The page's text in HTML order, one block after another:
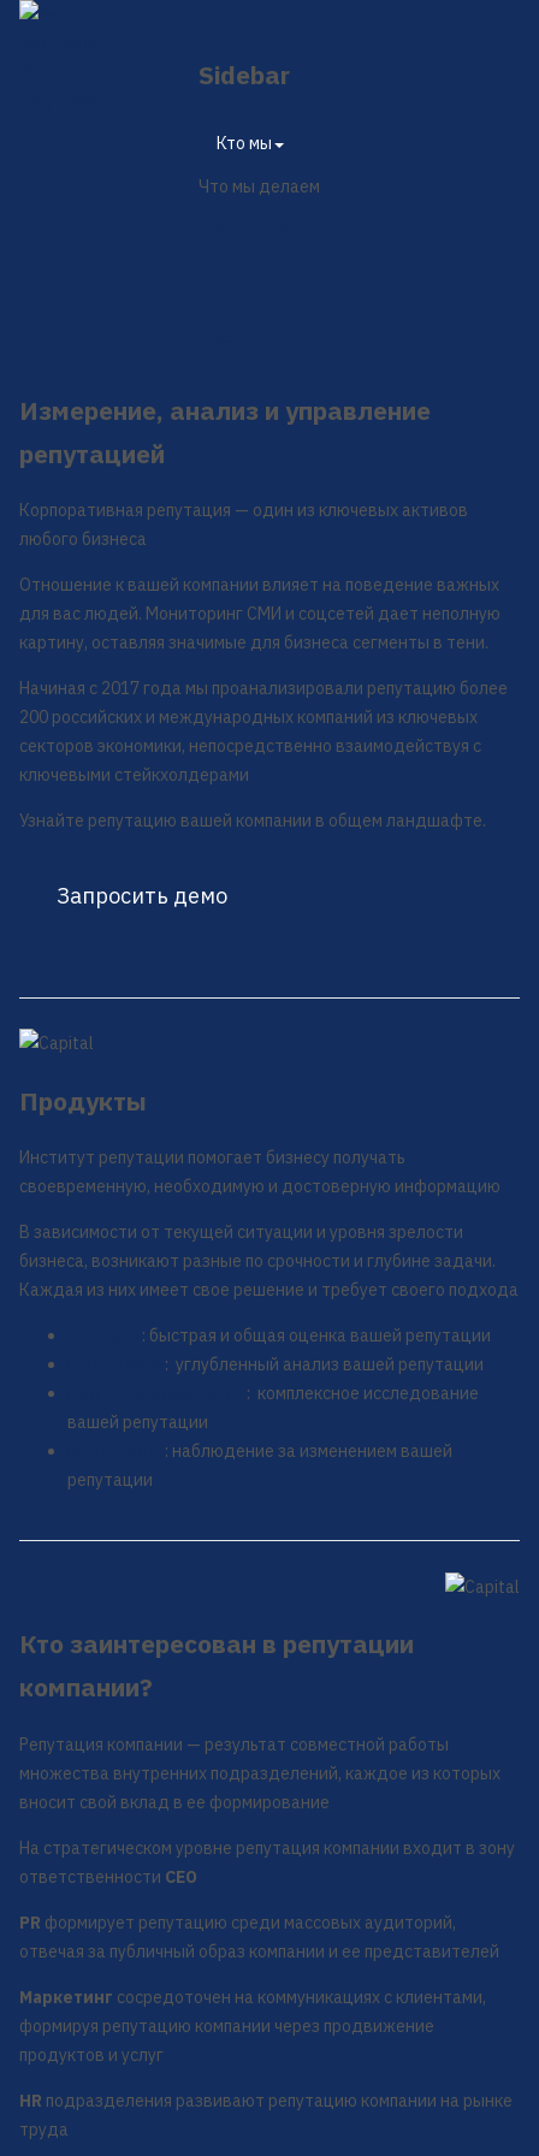
Sidebar
Кто мы
Что мы делаем
Измерение, анализ и управление
репутацией
Корпоративная репутация — один из ключевых активов
любого бизнеса
Отношение к вашей компании влияет на поведение важных
для вас людей. Мониторинг СМИ и соцсетей дает неполную
картину, оставляя значимые для бизнеса сегменты в тени.
Начиная с 2017 года мы проанализировали репутацию более
200 российских и международных компаний из ключевых
секторов экономики, непосредственно взаимодействуя с
ключевыми стейкхолдерами
Узнайте репутацию вашей компании в общем ландшафте.
Запросить демо
Продукты
Институт репутации помогает бизнесу получать
своевременную, необходимую и достоверную информацию
В зависимости от текущей ситуации и уровня зрелости
бизнеса, возникают разные по срочности и глубине задачи.
Каждая из них имеет свое решение и требует своего подхода
: быстрая и общая оценка вашей репутации
: углубленный анализ вашей репутации
: комплексное исследование
вашей репутации
: наблюдение за изменением вашей
репутации
Кто заинтересован в репутации
компании?
Репутация компании — результат совместной работы
множества внутренних подразделений, каждое из которых
вносит свой вклад в ее формирование
На стратегическом уровне репутация компании входит в зону
ответственности CEO
PR формирует репутацию среди массовых аудиторий,
отвечая за публичный образ компании и ее представителей
Маркетинг сосредоточен на коммуникациях с клиентами,
формируя репутацию компании через продвижение
продуктов и услуг
HR подразделения развивают репутацию компании на рынке
труда